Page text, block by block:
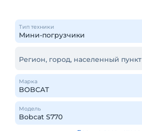
Тип техники
Регион, город, населенный пункт
Марка
Модель